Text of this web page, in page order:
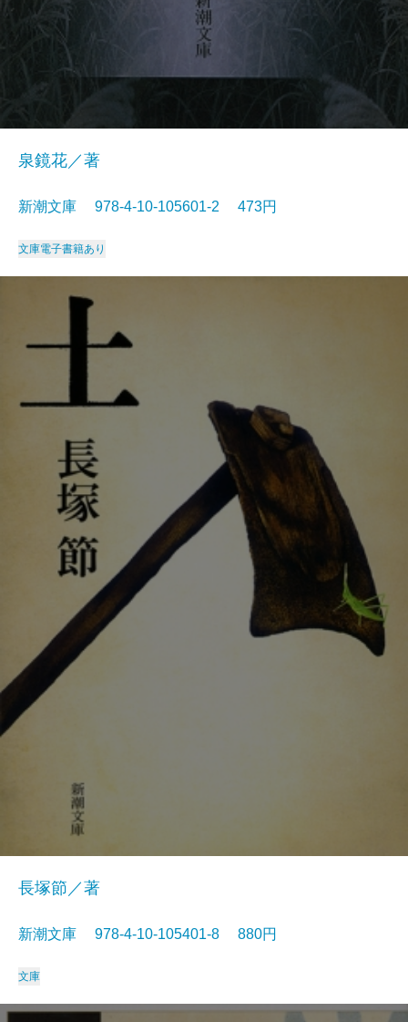
泉鏡花／著
新潮文庫 978-4-10-105601-2 473円
文庫電子書籍あり
長塚節／著
新潮文庫 978-4-10-105401-8 880円
文庫